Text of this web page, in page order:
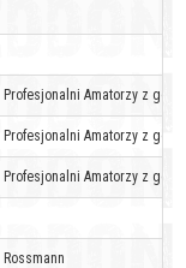
Profesjonalni Amatorzy z
Profesjonalni Amatorzy z
Profesjonalni Amatorzy z
Rossmann